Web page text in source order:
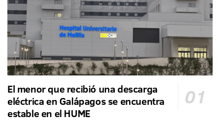
El menor que recibió una descarga
eléctrica en Galápagos se encuentra
estable en el HUME